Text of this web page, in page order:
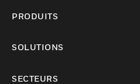
PRODUITS
SOLUTIONS
SECTEURS